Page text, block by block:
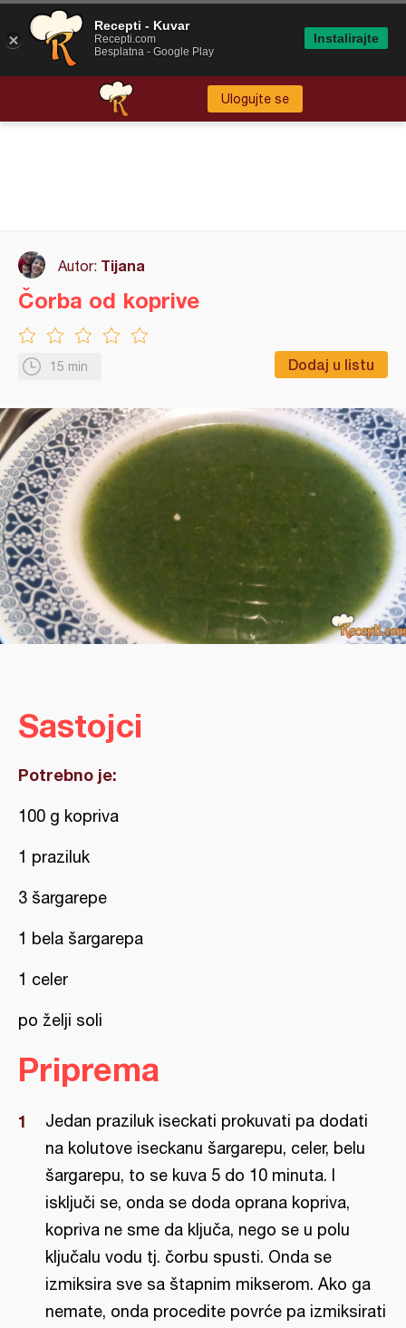
Ulogujte se
Autor: Tijana
15 min Dodaj u listu
Čorba od koprive
Sastojci
Potrebno je:
100 g kopriva
1 praziluk
3 šargarepe
1 bela šargarepa
1 celer
po želji soli
Priprema
Jedan praziluk iseckati prokuvati pa dodati
na kolutove iseckanu šargarepu, celer, belu
šargarepu, to se kuva 5 do 10 minuta. I
isključi se, onda se doda oprana kopriva,
kopriva ne sme da ključa, nego se u polu
ključalu vodu tj. čorbu spusti. Onda se
izmiksira sve sa štapnim mikserom. Ako ga
nemate, onda procedite povrće pa izmiksirati
Recepti - Kuvar
Recepti.com
Besplatna - Google Play
Instalirajte